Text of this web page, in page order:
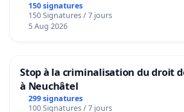
150 signatures
150 Signatures / 7 jours
5 Aug 2026
Stop à la criminalisation du droit
à Neuchâtel
299 signatures
100 Signatures / 7 jours